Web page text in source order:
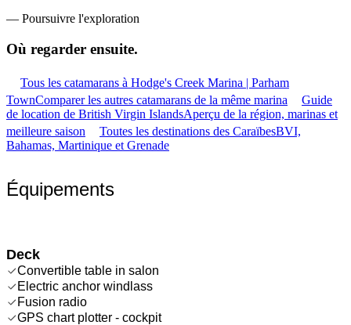
— Poursuivre l'exploration
Où regarder ensuite.
Tous les catamarans à Hodge's Creek Marina | Parham
TownComparer les autres catamarans de la même marina
Guide
de location de British Virgin IslandsAperçu de la région, marinas et
meilleure saison
Toutes les destinations des CaraïbesBVI,
Bahamas, Martinique et Grenade
Équipements
Deck
Convertible table in salon
Electric anchor windlass
Fusion radio
GPS chart plotter - cockpit